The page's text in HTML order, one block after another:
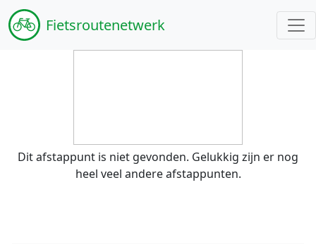
Fietsroutenetwerk
Dit afstappunt is niet gevonden. Gelukkig zijn er nog
heel veel andere afstappunten.